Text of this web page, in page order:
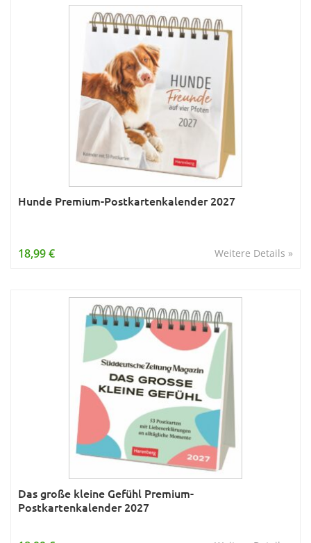
Hunde Premium-Postkartenkalender 2027
Weitere Details »
18,99 €
Das große kleine Gefühl Premium-
Postkartenkalender 2027